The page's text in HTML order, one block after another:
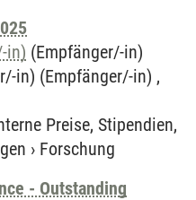
in) (Empfänger/-in)
in) (Empfänger/-in) ,
Preise, Stipendien,
› Forschung
- Outstanding